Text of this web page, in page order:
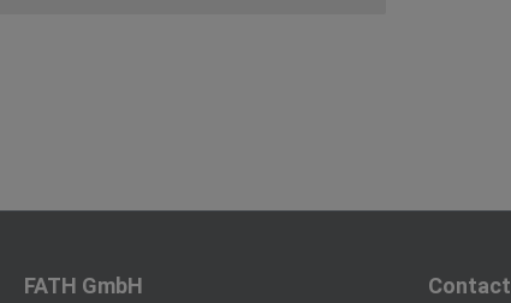
FATH GmbH
Contact